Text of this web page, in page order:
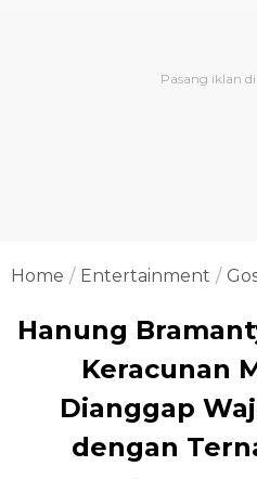
Home Entertainment
Hanung
Keracunan
Dianggap
dengan